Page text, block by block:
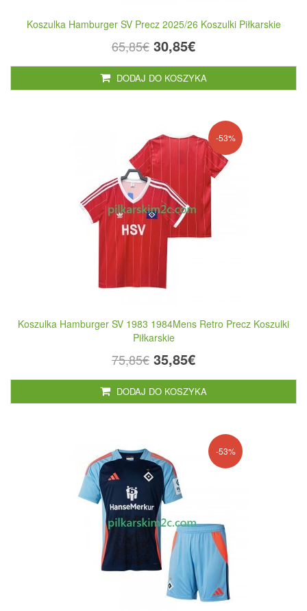
Koszulka Hamburger SV Precz 2025/26 Koszulki Piłkarskie
65,85€ 30,85€
DODAJ DO KOSZYKA
-53%
Koszulka Hamburger SV 1983 1984Mens Retro Precz Koszulki
Piłkarskie
75,85€ 35,85€
DODAJ DO KOSZYKA
-53%